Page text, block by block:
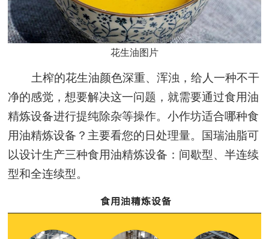
花生油图片
土榨的花生油颜色深重、浑浊，给人一种不干
净的感觉，想要解决这一问题，就需要通过食用油
精炼设备进行提纯除杂等操作。小作坊适合哪种食
用油精炼设备？主要看您的日处理量。国瑞油脂可
以设计生产三种食用油精炼设备：间歇型、半连续
型和全连续型。